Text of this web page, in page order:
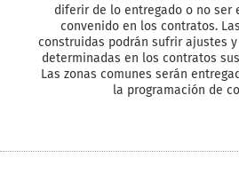
diferir de lo entregado o no ser
convenido en los contratos.
construidas podrán sufrir ajustes
determinadas en los contratos
Las zonas comunes serán
la programación de